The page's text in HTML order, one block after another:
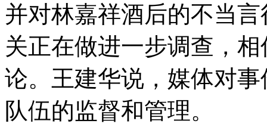
并对林嘉祥酒后的不当
关正在做进一步调查，
论。王建华说，媒体对
队伍的监督和管理。